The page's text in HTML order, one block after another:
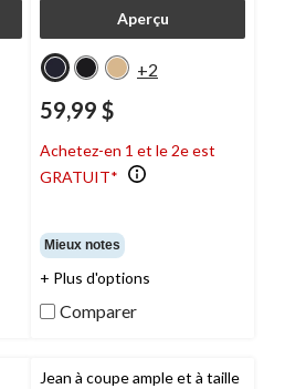
Aperçu
+2
59,99 $
Achetez-en 1 et le 2e est
GRATUIT*
Mieux notes
+ Plus d'options
Comparer
Jean à coupe ample et à taille